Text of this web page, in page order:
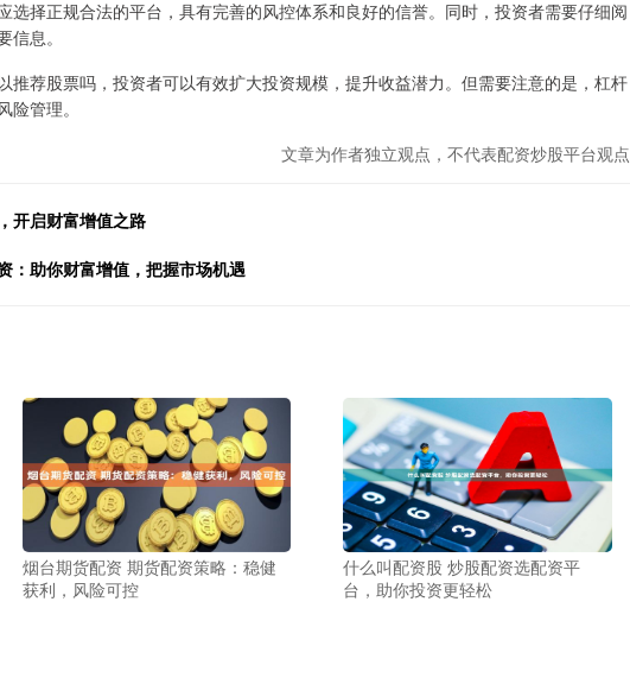
选择正规合法的平台，具有完善的风控体系和良好的信誉。同时，投资者需要仔细阅
息。
推荐股票吗，投资者可以有效扩大投资规模，提升收益潜力。但需要注意的是，杠杆
管理。
文章为作者独立观点，不代表配资炒股平台观点
开启财富增值之路
：助你财富增值，把握市场机遇
烟台期货配资 期货配资策略：稳健
获利，风险可控
什么叫配资股 炒股配资选配资平
台，助你投资更轻松